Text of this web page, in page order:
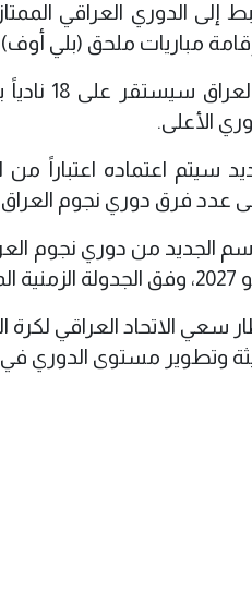
إلى 20) ستهبط إلى الدوري
مباريات ملحق (بلي
وأوضح
الأعلى.
الجديد من دوري
سعي الاتحاد العراقي لكرة
وتطوير مستوى الدوري